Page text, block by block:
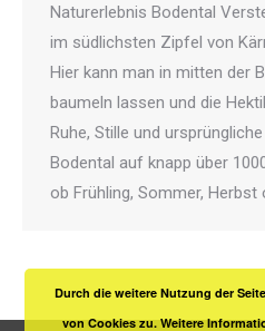
Naturerlebnis Bodental
im südlichsten Zipfel von
Hier kann man in mitten der
baumeln lassen und die
Ruhe, Stille und
Bodental auf knapp über
ob Frühling, Sommer, Herbst
Durch die weitere Nutzung der
von Cookies zu.Weitere